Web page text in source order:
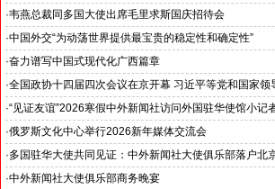
北京人形机器人创新中心打造具有全球影响力的应用示范
·韦燕总裁同多国大使出席毛里求斯国庆招待会
·中国外交“为动荡世界提供最宝贵的稳定性和确定性”
王毅外长记者会勾勒出中国与世界互动新方位
·奋力谱写中国式现代化广西篇章
--中外新闻社2026全国两会报道之三
·全国政协十四届四次会议在京开幕 习近平等党和国家领
--中外新闻社2026全国两会报道之一
·“见证友谊”2026寒假中外新闻社访问外国驻华使馆小记
在北京举行开团仪式
-- 学习各国外交官的智慧、热情、友善和外交风范
·俄罗斯文化中心举行2026新年媒体交流会
·多国驻华大使共同见证：中外新闻社大使俱乐部落户北
中心
·中外新闻社大使俱乐部商务晚宴